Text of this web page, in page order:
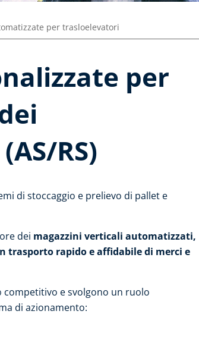
per trasloelevatori
per
RS)
di stoccaggio e prelievo di pallet e
dei magazzini verticali automatizzati,
trasporto rapido e affidabile di merci e
competitivo e svolgono un ruolo
di azionamento: